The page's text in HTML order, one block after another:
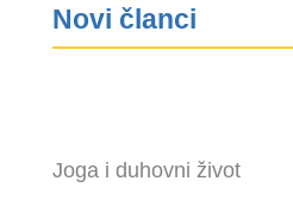
Novi članci
Joga i duhovni život